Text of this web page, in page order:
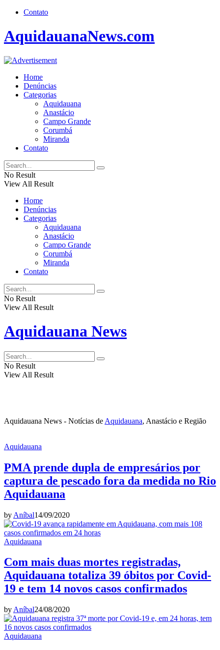
Contato
AquidauanaNews.com
Home
Denúncias
Categorias
Aquidauana
Anastácio
Campo Grande
Corumbá
Miranda
Contato
No Result
View All Result
Home
Denúncias
Categorias
Aquidauana
Anastácio
Campo Grande
Corumbá
Miranda
Contato
No Result
View All Result
Aquidauana News
No Result
View All Result
Aquidauana News - Notícias de Aquidauana, Anastácio e Região
Aquidauana
PMA prende dupla de empresários por
captura de pescado fora da medida no Rio
Aquidauana
by Aníbal14/09/2020
Aquidauana
Com mais duas mortes registradas,
Aquidauana totaliza 39 óbitos por Covid-
19 e tem 14 novos casos confirmados
by Aníbal24/08/2020
Aquidauana